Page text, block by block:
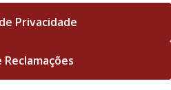
Privacidade
Reclamações